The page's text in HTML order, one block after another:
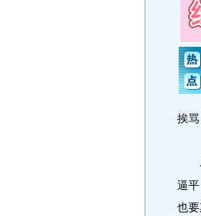
挨骂
尽
逼
也要